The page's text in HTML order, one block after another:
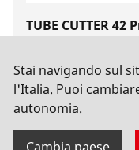
TUBE CUTTER 42
Stai navigando sul
l'Italia. Puoi
autonomia.